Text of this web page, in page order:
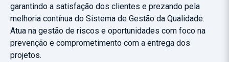
garantindo a satisfação dos clientes e prezando pela
melhoria contínua do Sistema de Gestão da Qualidade.
Atua na gestão de riscos e oportunidades com foco na
prevenção e comprometimento com a entrega dos
projetos.